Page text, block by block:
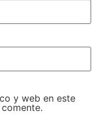
y web en este